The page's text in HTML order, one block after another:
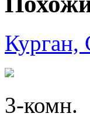
Курган,
3-комн.